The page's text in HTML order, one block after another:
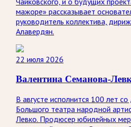
мажоре» рассказывает
руководитель коллектива,
Алавердян.
22 июля 2026
Валентина Семанова-
В августе исполнится 100 лет
Большого театра народной
Левко. Продюсер юбилейных